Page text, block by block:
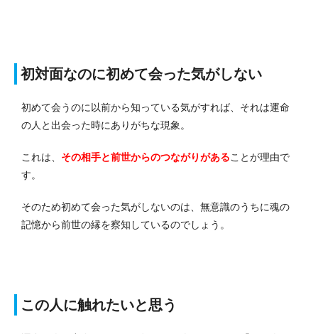
初対面なのに初めて会った気がしない
初めて会うのに以前から知っている気がすれば、それは運命
の人と出会った時にありがちな現象。
これは、 その相手と前世からのつながりがあることが理由で
す。
そのため初めて会った気がしないのは、無意識のうちに魂の
記憶から前世の縁を察知しているのでしょう。
この人に触れたいと思う